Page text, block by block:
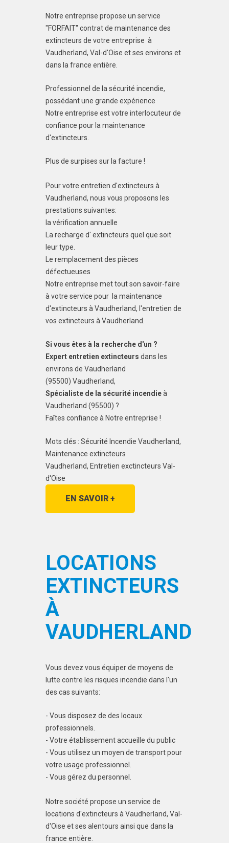
Notre entreprise propose un service
"FORFAIT" contrat de maintenance des
extincteurs de votre entreprise à
Vaudherland, Val-d'Oise et ses environs et
dans la france entière.
Professionnel de la sécurité incendie,
possédant une grande expérience
Notre entreprise est votre interlocuteur de
confiance pour la maintenance
d'extincteurs.
Plus de surpises sur la facture !
Pour votre entretien d'extincteurs à
Vaudherland, nous vous proposons les
prestations suivantes:
la vérification annuelle
La recharge d' extincteurs quel que soit
leur type.
Le remplacement des pièces
défectueuses
Notre entreprise met tout son savoir-faire
à votre service pour la maintenance
d'extincteurs à Vaudherland, l'entretien de
vos extincteurs à Vaudherland.
Si vous êtes à la recherche d'un ?
Expert entretien extincteurs dans les
environs de Vaudherland
(95500) Vaudherland,
Spécialiste de la sécurité incendieà
Vaudherland (95500) ?
Faîtes confiance à Notre entreprise !
Mots clés : Sécurité Incendie Vaudherland,
Maintenance extincteurs
Vaudherland, Entretien exctincteurs Val-
d'Oise
EN SAVOIR +
LOCATIONS
EXTINCTEURS
À
VAUDHERLAND
Vous devez vous équiper de moyens de
lutte contre les risques incendie dans l'un
des cas suivants:
- Vous disposez de des locaux
professionnels.
- Votre établissement accueille du public
- Vous utilisez un moyen de transport pour
votre usage professionnel.
- Vous gérez du personnel.
Notre société propose un service de
locations d'extincteurs à Vaudherland, Val-
d'Oise et ses alentours ainsi que dans la
france entière.